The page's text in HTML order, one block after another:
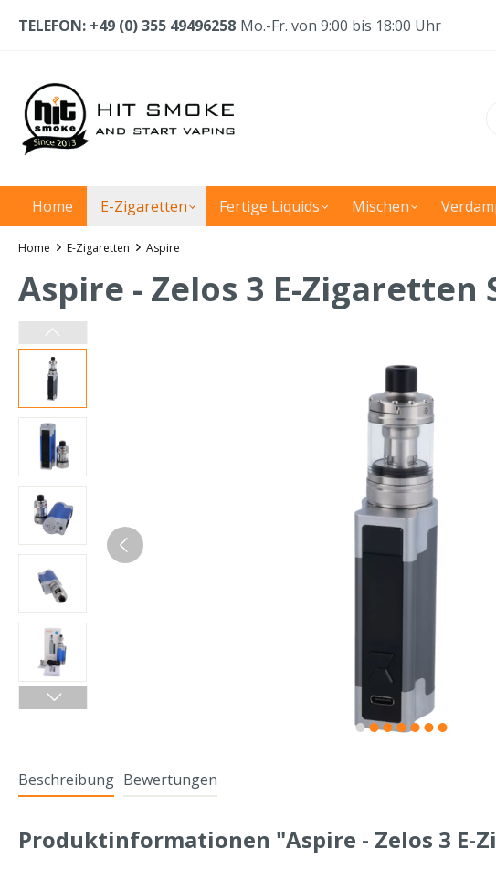
TELEFON: +49 (0) 355 49496258 Mo.-Fr. von 9:00 bis 18:00 Uhr
Home E-Zigaretten Fertige Liquids Mischen
Home E-Zigaretten Aspire
Aspire - Zelos 3 E-Zigaretten
Beschreibung Bewertungen
Produktinformationen "Aspire - Zelos 3 E-